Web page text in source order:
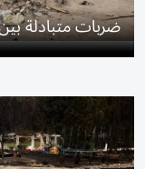
ضربات متبادلة بين